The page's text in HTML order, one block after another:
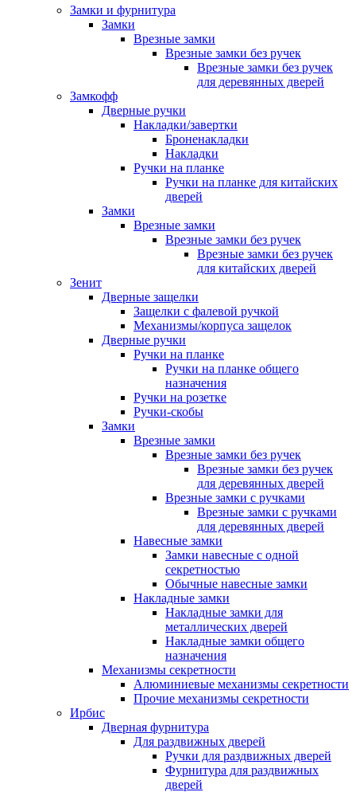
Замки и фурнитура
Замки
Врезные замки
Врезные замки без ручек
Врезные замки без ручек
для деревянных дверей
Замкофф
Дверные ручки
Накладки/завертки
Броненакладки
Накладки
Ручки на планке
Ручки на планке для китайских
дверей
Замки
Врезные замки
Врезные замки без ручек
Врезные замки без ручек
для китайских дверей
Зенит
Дверные защелки
Защелки с фалевой ручкой
Механизмы/корпуса защелок
Дверные ручки
Ручки на планке
Ручки на планке общего
назначения
Ручки на розетке
Ручки-скобы
Замки
Врезные замки
Врезные замки без ручек
Врезные замки без ручек
для деревянных дверей
Врезные замки с ручками
Врезные замки с ручками
для деревянных дверей
Навесные замки
Замки навесные с одной
секретностью
Обычные навесные замки
Накладные замки
Накладные замки для
металлических дверей
Накладные замки общего
назначения
Механизмы секретности
Алюминиевые механизмы секретности
Прочие механизмы секретности
Ирбис
Дверная фурнитура
Для раздвижных дверей
Ручки для раздвижных дверей
Фурнитура для раздвижных
дверей